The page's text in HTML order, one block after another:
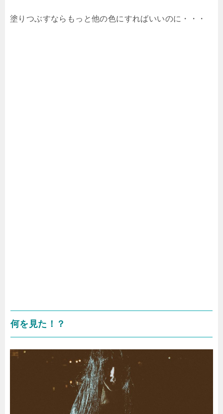
塗りつぶすならもっと他の色にすればいいのに・・・
何を見た！？